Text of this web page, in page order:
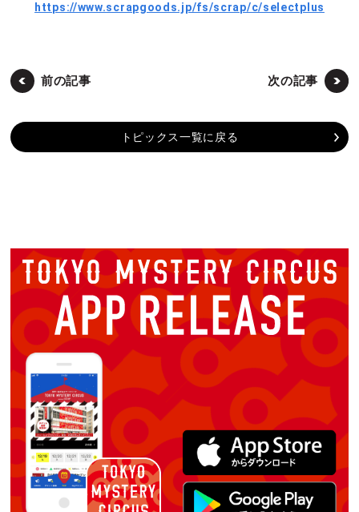
https://www.scrapgoods.jp/fs/scrap/c/selectplus
前の記事 次の記事
トピックス一覧に戻る